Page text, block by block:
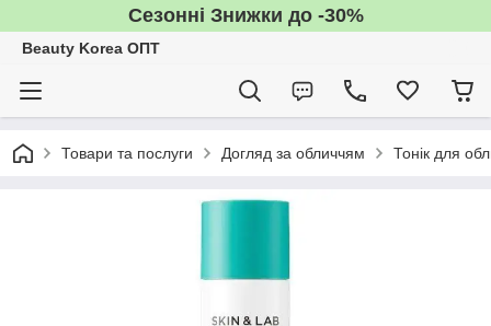
Сезонні Знижки до -30%
Beauty Korea ОПТ
Товари та послуги Догляд за обличчям Тонік для